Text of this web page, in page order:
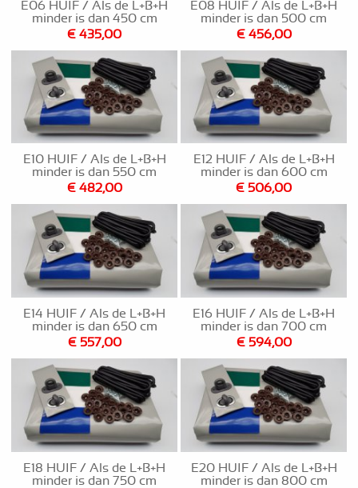
E06 HUIF / Als de L+B+H
minder is dan 450 cm
€ 435,00
E08 HUIF / Als de L+B+H
minder is dan 500 cm
€ 456,00
E10 HUIF / Als de L+B+H
minder is dan 550 cm
€ 482,00
E12 HUIF / Als de L+B+H
minder is dan 600 cm
€ 506,00
E14 HUIF / Als de L+B+H
minder is dan 650 cm
€ 557,00
E16 HUIF / Als de L+B+H
minder is dan 700 cm
€ 594,00
E18 HUIF / Als de L+B+H
minder is dan 750 cm
E20 HUIF / Als de L+B+H
minder is dan 800 cm